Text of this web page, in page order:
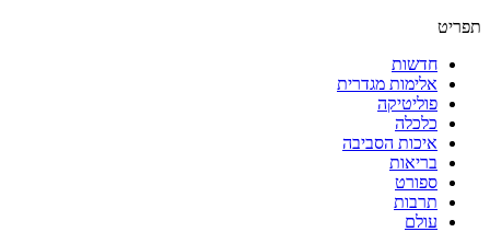
תפריט
חדשות
אלימות מגדרית
פוליטיקה
כלכלה
איכות הסביבה
בריאות
ספורט
תרבות
עולם